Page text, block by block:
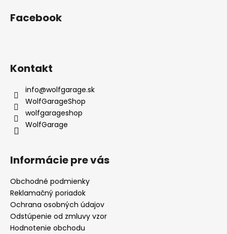
Facebook
Kontakt
info@wolfgarage.sk
WolfGarageShop
wolfgarageshop
WolfGarage
Informácie pre vás
Obchodné podmienky
Reklamačný poriadok
Ochrana osobných údajov
Odstúpenie od zmluvy vzor
Hodnotenie obchodu